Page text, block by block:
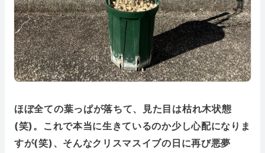
ほぼ全ての葉っぱが落ちて、見た目は枯れ木状態
(笑)。これで本当に生きているのか少し心配になりま
すが(笑)、そんなクリスマスイブの日に再び悪夢